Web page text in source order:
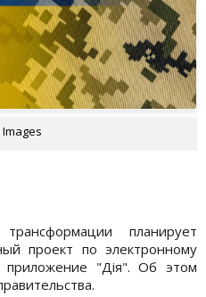
планирует
проект по электронному
приложение "Дія". Об этом